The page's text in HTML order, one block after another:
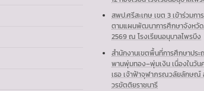
สพป.ศรีสะเกษ เขต 3 เข้าร่วมก
ตามแผนพัฒนาการศึกษาจังหวัด
2569 ณ โรงเรียนอนุบาลไพรบึง
สำนักงานเขตพื้นที่การศึกษาประ
พานพุ่มทอง–พุ่มเงิน เนื่องในวัน
เธอ เจ้าฟ้าจุฬาภรณวลัยลักษณ์
วรขัตติยราชนารี